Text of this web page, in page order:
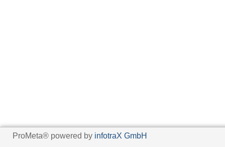
ProMeta® powered by infotraX GmbH